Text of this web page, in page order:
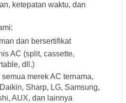
ketepatan waktu, dan
dan bersertifikat
AC (split, cassette,
dll.)
semua merek AC ternama,
Sharp, LG, Samsung,
AUX, dan lainnya